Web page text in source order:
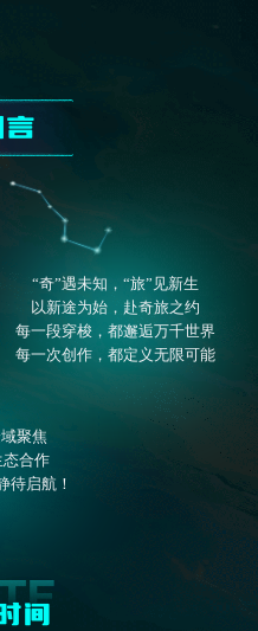
“奇”遇未知，“旅”见新生
以新途为始，赴奇旅之约
每一段穿梭，都邂逅万千世界
每一次创作，都定义无限可能
聚焦
合作
待启航！
间